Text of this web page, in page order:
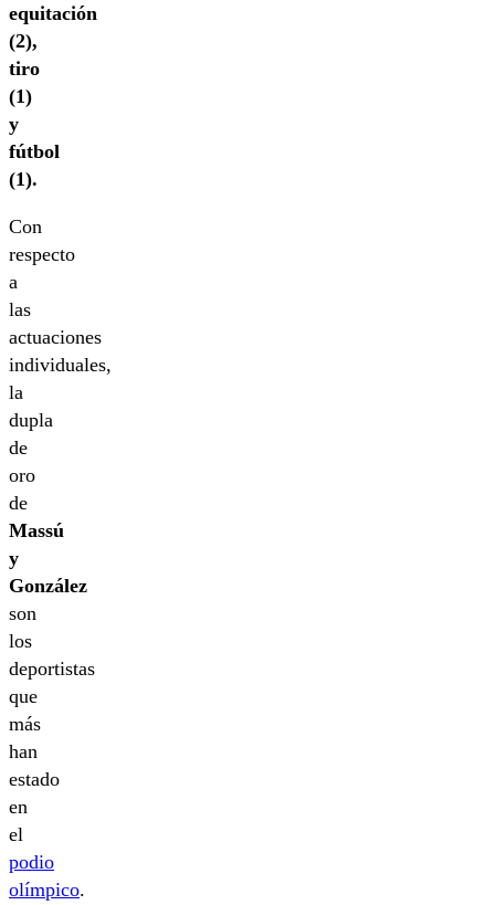
equitación
(2),
tiro
(1)
y
fútbol
(1).
Con
respecto
a
las
actuaciones
individuales,
la
dupla
de
oro
de
Massú
y
González
son
los
deportistas
que
más
han
estado
en
el
podio
olímpico.